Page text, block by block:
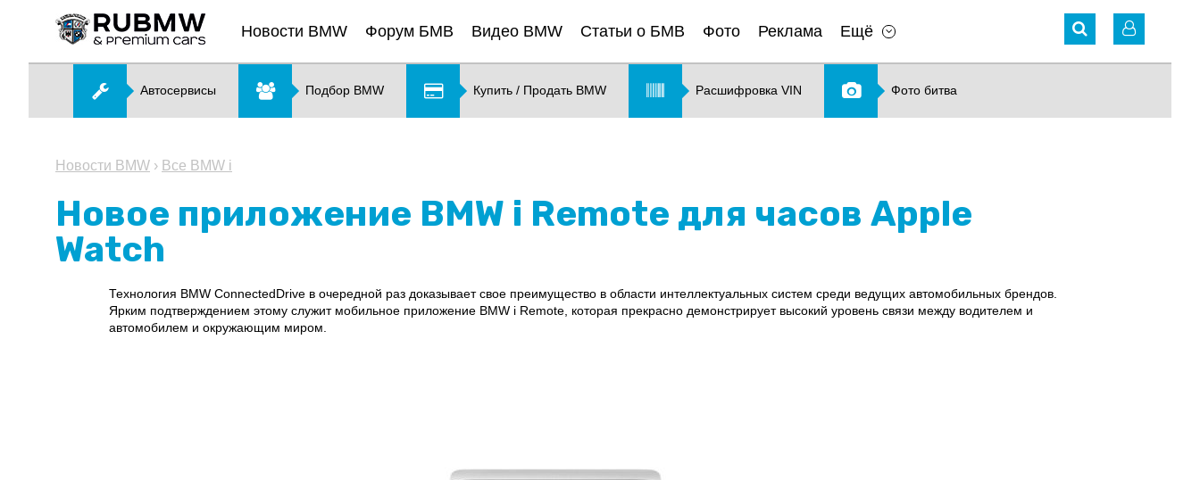
Новости BMW Форум БМВ Видео BMW Статьи о БМВ Фото Реклама Ещё
Автосервисы Подбор BMW Купить / Продать BMW Расшифровка VIN Фото битва
Новости BMW › Все BMW i
Новое приложение BMW i Remote для часов Apple
Watch
Технология BMW ConnectedDrive в очередной раз доказывает свое преимущество в области интеллектуальных систем среди ведущих автомобильных брендов.
Ярким подтверждением этому служит мобильное приложение BMW i Remote, которая прекрасно демонстрирует высокий уровень связи между водителем и
автомобилем и окружающим миром.